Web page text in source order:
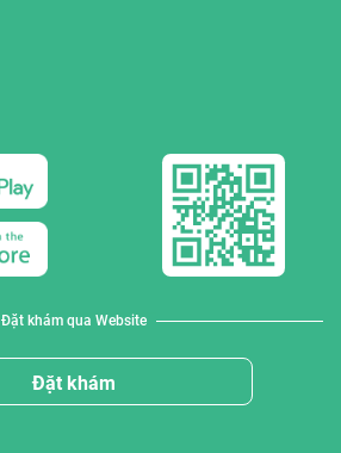
Đặt khám qua Website
Đặt khám